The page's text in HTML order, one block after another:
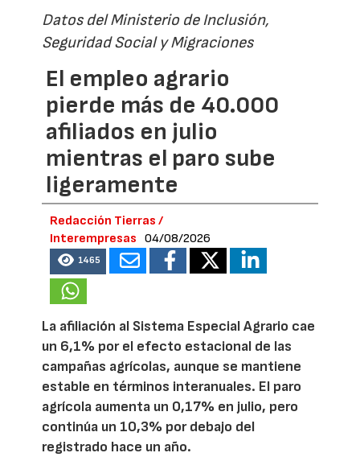
Datos del Ministerio de Inclusión,
Seguridad Social y Migraciones
El empleo agrario
pierde más de 40.000
afiliados en julio
mientras el paro sube
ligeramente
Redacción Tierras /
Interempresas
04/08/2026
1465
La afiliación al Sistema Especial Agrario cae
un 6,1% por el efecto estacional de las
campañas agrícolas, aunque se mantiene
estable en términos interanuales. El paro
agrícola aumenta un 0,17% en julio, pero
continúa un 10,3% por debajo del
registrado hace un año.